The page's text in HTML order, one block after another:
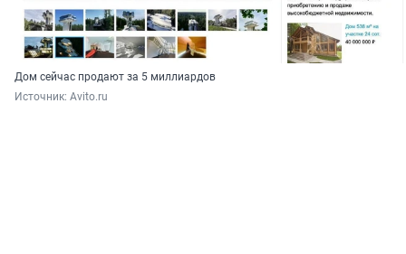
Дом сейчас продают за 5 миллиардов
Источник: Avito.ru